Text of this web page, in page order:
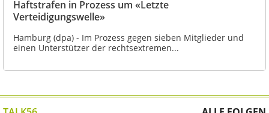
Haftstrafen in Prozess um «Letzte
Verteidigungswelle»
Hamburg (dpa) - Im Prozess gegen sieben Mitglieder und
einen Unterstützer der rechtsextremen...